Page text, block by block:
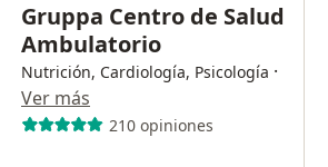
Gruppa Centro de Salud
Ambulatorio
Nutrición, Cardiología, Psicología ·
Ver más
210 opiniones